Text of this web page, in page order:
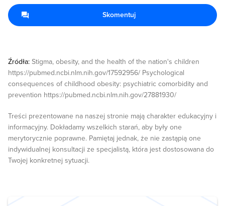
Źródła: Stigma, obesity, and the health of the nation's children
https://pubmed.ncbi.nlm.nih.gov/17592956/ Psychological
consequences of childhood obesity: psychiatric comorbidity and
prevention https://pubmed.ncbi.nlm.nih.gov/27881930/
Treści prezentowane na naszej stronie mają charakter edukacyjny i
informacyjny. Dokładamy wszelkich starań, aby były one
merytorycznie poprawne. Pamiętaj jednak, że nie zastąpią one
indywidualnej konsultacji ze specjalistą, która jest dostosowana do
Twojej konkretnej sytuacji.
Skomentuj